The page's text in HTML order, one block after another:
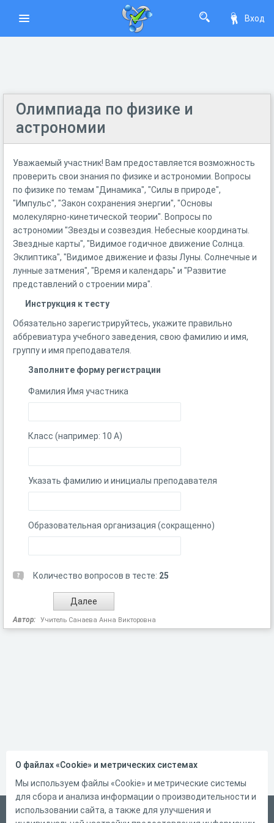
Вход
Олимпиада по физике и
астрономии
Уважаемый участник! Вам предоставляется возможность
проверить свои знания по физике и астрономии. Вопросы
по физике по темам "Динамика", "Силы в природе",
"Импульс", "Закон сохранения энергии", "Основы
молекулярно-кинетической теории". Вопросы по
астрономии "Звезды и созвездия. Небесные координаты.
Звездные карты", "Видимое годичное движение Солнца.
Эклиптика", "Видимое движение и фазы Луны. Солнечные и
лунные затмения", "Время и календарь" и "Развитие
представлений о строении мира".
Инструкция к тесту
Обязательно зарегистрируйтесь, укажите правильно
аббревиатура учебного заведения, свою фамилию и имя,
группу и имя преподавателя.
Заполните форму регистрации
Фамилия Имя участника
Класс (например: 10 A)
Указать фамилию и инициалы преподавателя
Образовательная организация (сокращенно)
Количество вопросов в тесте: 25
Автор: Учитель Санаева Анна Викторовна
Русский
О файлах «Cookie» и метрических системах
Мы используем файлы «Cookie» и метрические системы
для сбора и анализа информации о производительности и
использовании сайта, а также для улучшения и